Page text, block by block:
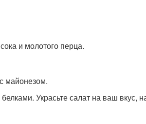
и молотого перца.
майонезом.
Украсьте салат на ваш вкус,